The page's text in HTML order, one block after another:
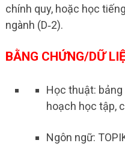
chính quy, hoặc học
ngành (D‑2).
BẰNG CHỨNG/DỮ
Học thuật:
hoạch học tập,
Ngôn ngữ: